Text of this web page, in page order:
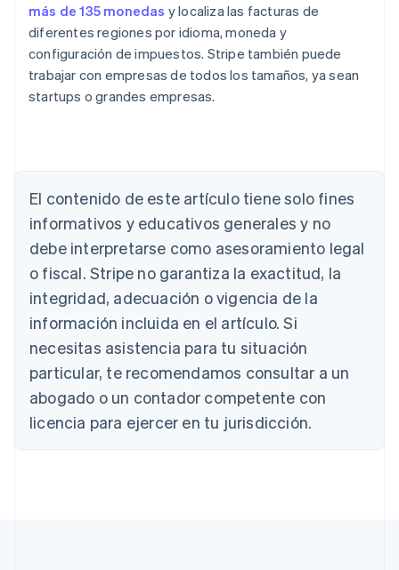
más de 135 monedas y localiza las facturas de
diferentes regiones por idioma, moneda y
configuración de impuestos. Stripe también puede
trabajar con empresas de todos los tamaños, ya sean
startups o grandes empresas.
El contenido de este artículo tiene solo fines
informativos y educativos generales y no
debe interpretarse como asesoramiento legal
o fiscal. Stripe no garantiza la exactitud, la
integridad, adecuación o vigencia de la
información incluida en el artículo. Si
necesitas asistencia para tu situación
particular, te recomendamos consultar a un
abogado o un contador competente con
licencia para ejercer en tu jurisdicción.
DeutschEnglish
English
Austria
DeutschEnglish
Bélgica
Nederlands FrançaisDeutschEnglish
Brasil
Bulgaria
English
Canadá
EnglishFrançais
China continental